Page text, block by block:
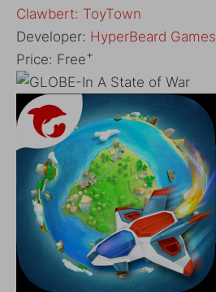
Clawbert: ToyTown
Developer: HyperBeard Games
Price: Free+